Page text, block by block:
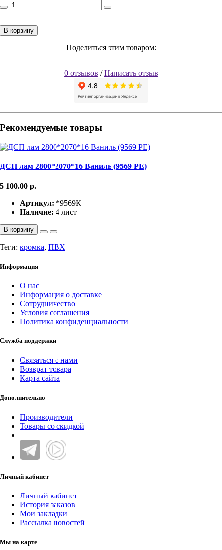
В корзину
Поделиться этим товаром:
0 отзывов /Написать отзыв
Рекомендуемые товары
ДСП лам 2800*2070*16 Ваниль (9569 РЕ)
5 100.00 р.
Артикул: *9569К
Наличие: 4 лист
В корзину
Теги: кромка, ПВХ
Информация
О нас
Информация о доставке
Сотрудничество
Условия соглашения
Политика конфиденциальности
Служба поддержки
Связаться с нами
Возврат товара
Карта сайта
Дополнительно
Производители
Товары со скидкой
Личный кабинет
Личный кабинет
История заказов
Мои закладки
Рассылка новостей
Мы на карте